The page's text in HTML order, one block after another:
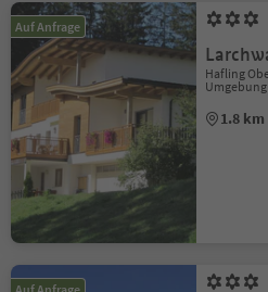
Auf Anfrage
Hafling
Umgebung
1.8 km